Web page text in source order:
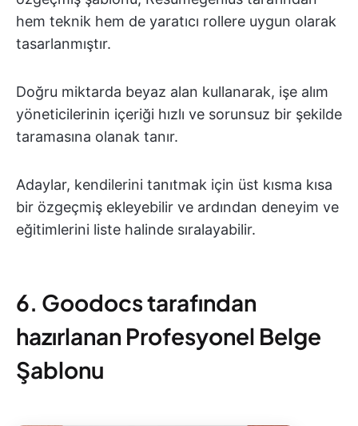
hem teknik hem de yaratıcı rollere uygun olarak
tasarlanmıştır.
Doğru miktarda beyaz alan kullanarak, işe alım
yöneticilerinin içeriği hızlı ve sorunsuz bir şekilde
taramasına olanak tanır.
Adaylar, kendilerini tanıtmak için üst kısma kısa
bir özgeçmiş ekleyebilir ve ardından deneyim ve
eğitimlerini liste halinde sıralayabilir.
6. Goodocs tarafından
hazırlanan Profesyonel Belge
Şablonu